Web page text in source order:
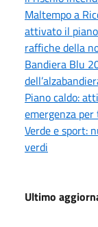
Maltempo a
attivato il
raffiche della
Bandiera Blu
Piano caldo:
emergenza
Verde e sport:
verdi
Ultimo